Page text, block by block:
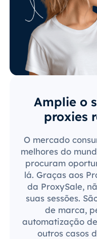
Amplie o
proxies
O mercado
melhores do
procuram
lá. Graças aos
da ProxySale,
suas sessões.
de marca,
automatização
outros casos